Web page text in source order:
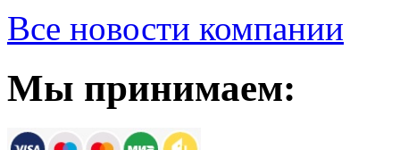
Все новости компании
Мы принимаем: